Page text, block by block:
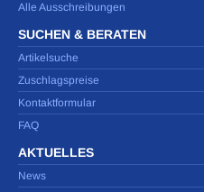
Alle Ausschreibungen
SUCHEN & BERATEN
Artikelsuche
Zuschlagspreise
Kontaktformular
FAQ
AKTUELLES
News